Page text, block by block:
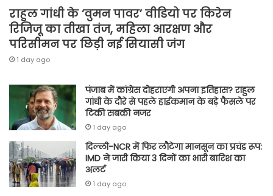
राहुल गांधी के ‘वुमन पावर’ वीडियो पर किरेन
रिजिजू का तीखा तंज, महिला आरक्षण और
परिसीमन पर छिड़ी नई सियासी जंग
1 day ago
पंजाब में कांग्रेस दोहराएगी अपना इतिहास? राहुल
गांधी के दौरे से पहले हाईकमान के बड़े फैसले पर
टिकी सबकी नजर
1 day ago
दिल्ली-NCR में फिर लौटेगा मानसून का प्रचंड रूप:
IMD ने जारी किया 3 दिनों का भारी बारिश का
अलर्ट
1 day ago